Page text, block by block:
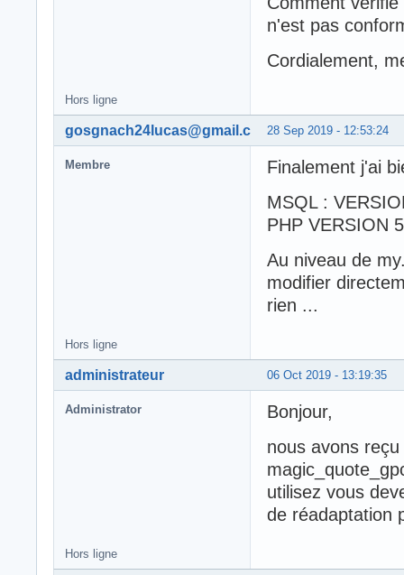
n'est pas
Cordialement,
Hors ligne
28 Sep 2019 - 12:53:24
gosgnach24lucas@gmail.com
Membre
Finalement j'ai
MSQL :
PHP VERSION
Au niveau de
modifier
rien ...
Hors ligne
06 Oct 2019 - 13:19:35
administrateur
Administrator
Bonjour,
nous avons
utilisez vous
de réadaptation
Hors ligne